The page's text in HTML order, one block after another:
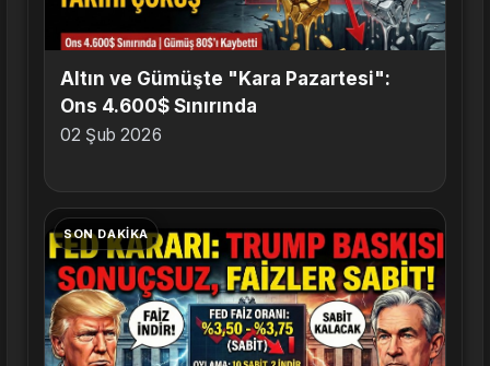
Altın ve Gümüşte "Kara Pazartesi":
Ons 4.600$ Sınırında
02 Şub 2026
SON DAKIKA